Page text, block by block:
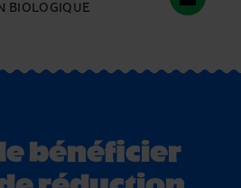
BIOLOGIQUE
bénéficier